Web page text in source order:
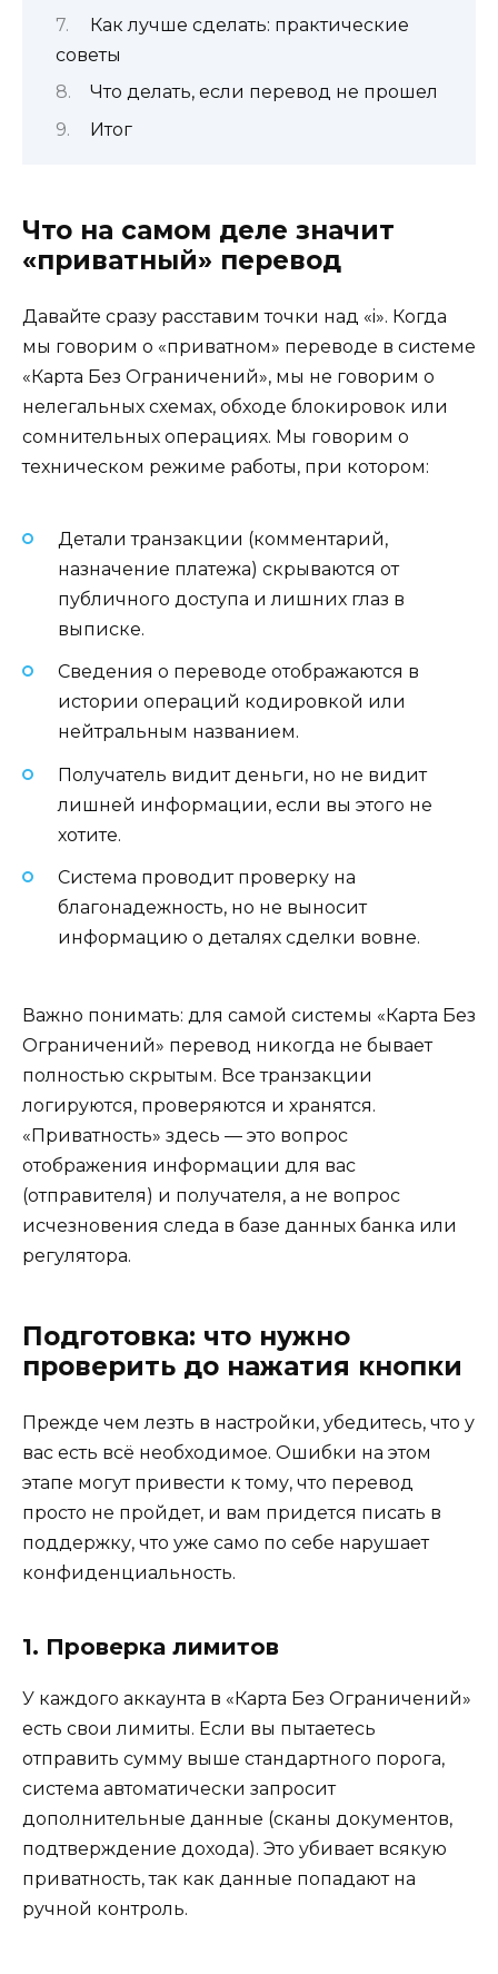
Как лучше сделать: практические
советы
Что делать, если перевод не прошел
Итог
Что на самом деле значит
«приватный» перевод
Давайте сразу расставим точки над «i». Когда
мы говорим о «приватном» переводе в системе
«Карта Без Ограничений», мы не говорим о
нелегальных схемах, обходе блокировок или
сомнительных операциях. Мы говорим о
техническом режиме работы, при котором:
Детали транзакции (комментарий,
назначение платежа) скрываются от
публичного доступа и лишних глаз в
выписке.
Сведения о переводе отображаются в
истории операций кодировкой или
нейтральным названием.
Получатель видит деньги, но не видит
лишней информации, если вы этого не
хотите.
Система проводит проверку на
благонадежность, но не выносит
информацию о деталях сделки вовне.
Важно понимать: для самой системы «Карта Без
Ограничений» перевод никогда не бывает
полностью скрытым. Все транзакции
логируются, проверяются и хранятся.
«Приватность» здесь — это вопрос
отображения информации для вас
(отправителя) и получателя, а не вопрос
исчезновения следа в базе данных банка или
регулятора.
Подготовка: что нужно
проверить до нажатия кнопки
Прежде чем лезть в настройки, убедитесь, что у
вас есть всё необходимое. Ошибки на этом
этапе могут привести к тому, что перевод
просто не пройдет, и вам придется писать в
поддержку, что уже само по себе нарушает
конфиденциальность.
1. Проверка лимитов
У каждого аккаунта в «Карта Без Ограничений»
есть свои лимиты. Если вы пытаетесь
отправить сумму выше стандартного порога,
система автоматически запросит
дополнительные данные (сканы документов,
подтверждение дохода). Это убивает всякую
приватность, так как данные попадают на
ручной контроль.